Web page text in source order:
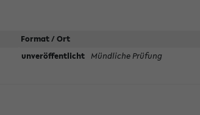
Format / Ort
unveröffentlicht Mündliche Prüfung